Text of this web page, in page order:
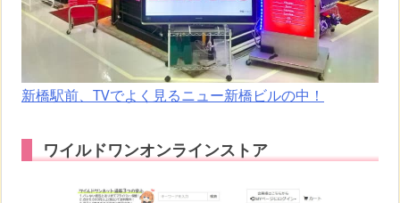
新橋駅前、TVでよく見るニュー新橋ビルの中！
ワイルドワンオンラインストア